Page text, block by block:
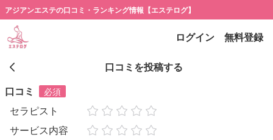
アジアンエステの口コミ・ランキング情報【エステログ】
ログイン 無料登録
口コミを投稿する
口コミ
必須
セラピスト
サービス内容